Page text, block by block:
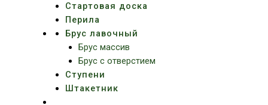
Стартовая доска
Перила
Брус лавочный
Брус массив
Брус с отверстием
Ступени
Штакетник